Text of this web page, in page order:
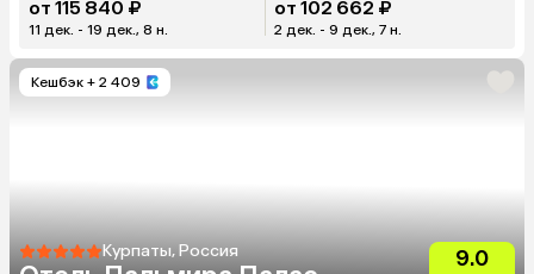
от 115 840 ₽
11 дек. - 19 дек., 8 н.
от 102 662 ₽
2 дек. - 9 дек., 7 н.
Кешбэк + 2 409
Курпаты, Россия 9.0